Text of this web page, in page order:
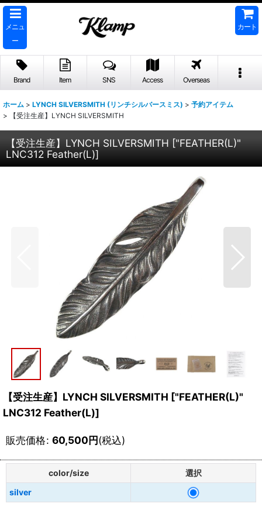
メニュ
ー
カート
Brand Item SNS Access Overseas
ホーム > LYNCH SILVERSMITH (リンチシルバースミス) > 予約アイテム
>
【受注生産】LYNCH SILVERSMITH
【受注生産】LYNCH SILVERSMITH ["FEATHER(L)"
LNC312 Feather(L)]
【受注生産】LYNCH SILVERSMITH ["FEATHER(L)"
LNC312 Feather(L)]
販売価格: 60,500円(税込)
color/size
選択
silver